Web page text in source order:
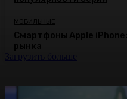
МОБИЛЬНЫЕ
Смартфоны Apple
рынка